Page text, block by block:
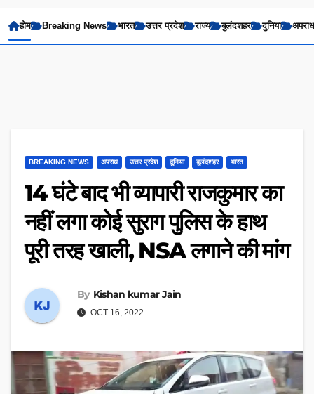
होम Breaking News भारत उत्तर प्रदेश राज्य बुलंदशहर दुनिया अपराध
BREAKING NEWS अपराध उत्तर प्रदेश दुनिया बुलंदशहर भारत
14 घंटे बाद भी व्यापारी राजकुमार का
नहीं लगा कोई सुराग पुलिस के हाथ
पूरी तरह खाली, NSA लगाने की मांग
By Kishan kumar Jain
OCT 16, 2022